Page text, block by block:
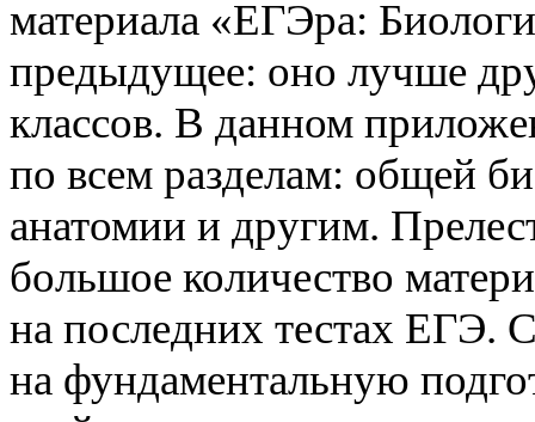
материала «ЕГЭра:
предыдущее: оно лучше
классов. В данном
по всем разделам: общей
анатомии и другим.
большое количество
на последних тестах ЕГЭ.
на фундаментальную